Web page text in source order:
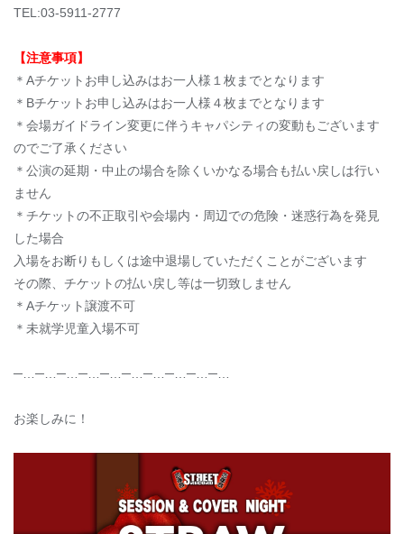
TEL:03-5911-2777
【注意事項】
＊Aチケットお申し込みはお一人様１枚までとなります
＊Bチケットお申し込みはお一人様４枚までとなります
＊会場ガイドライン変更に伴うキャパシティの変動もございます
のでご了承ください
＊公演の延期・中止の場合を除くいかなる場合も払い戻しは行い
ません
＊チケットの不正取引や会場内・周辺での危険・迷惑行為を発見
した場合
入場をお断りもしくは途中退場していただくことがございます
その際、チケットの払い戻し等は一切致しません
＊Aチケット譲渡不可
＊未就学児童入場不可
─…─…─…─…─…─…─…─…─…─…
お楽しみに！